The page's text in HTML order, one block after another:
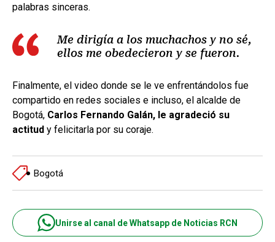
palabras sinceras.
Me dirigía a los muchachos y no sé,
ellos me obedecieron y se fueron.
Finalmente, el video donde se le ve enfrentándolos fue
compartido en redes sociales e incluso, el alcalde de
Bogotá, Carlos Fernando Galán, le agradeció su
actitud y felicitarla por su coraje.
Bogotá
Unirse al canal de Whatsapp de Noticias RCN